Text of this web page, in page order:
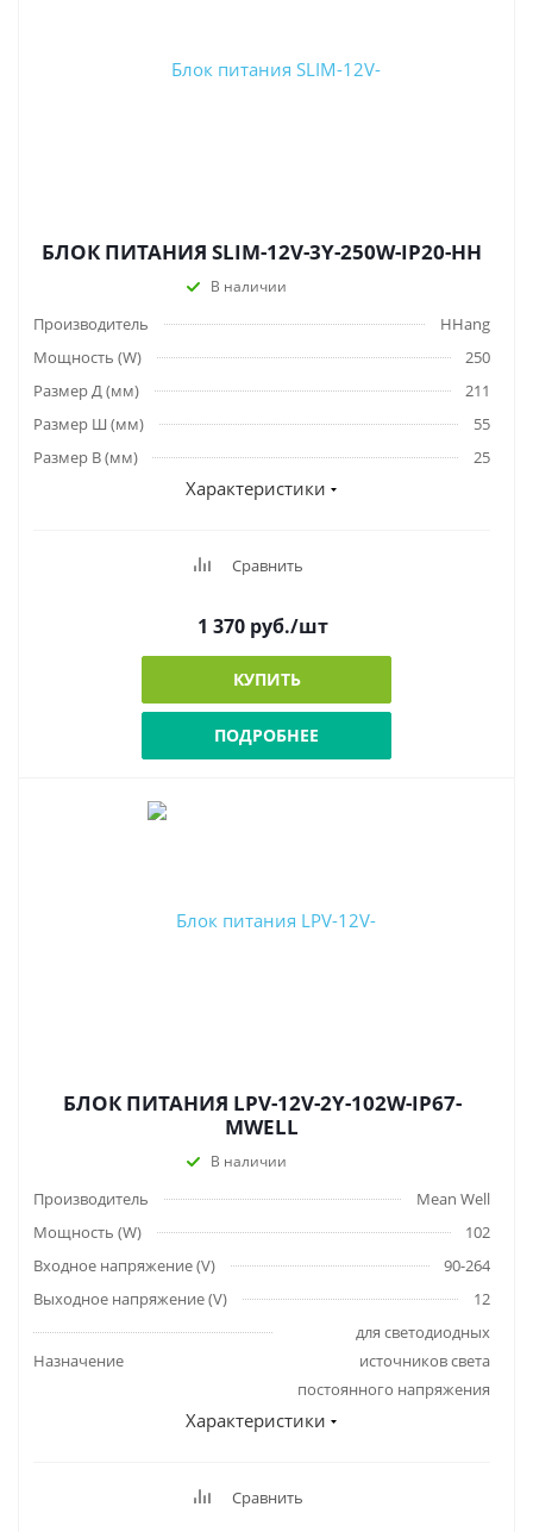
БЛОК ПИТАНИЯ SLIM-12V-3Y-250W-IP20-HH
В наличии
Производитель
HHang
Мощность (W)
250
Размер Д (мм)
211
Размер Ш (мм)
55
Размер В (мм)
25
Характеристики
Сравнить
1 370руб./шт
КУПИТЬ
ПОДРОБНЕЕ
БЛОК ПИТАНИЯ LPV-12V-2Y-102W-IP67-
MWELL
В наличии
Производитель
Mean Well
Мощность (W)
102
Входное напряжение (V)
90-264
Выходное напряжение (V)
12
Назначение
для светодиодных
источников света
постоянного напряжения
Характеристики
Сравнить